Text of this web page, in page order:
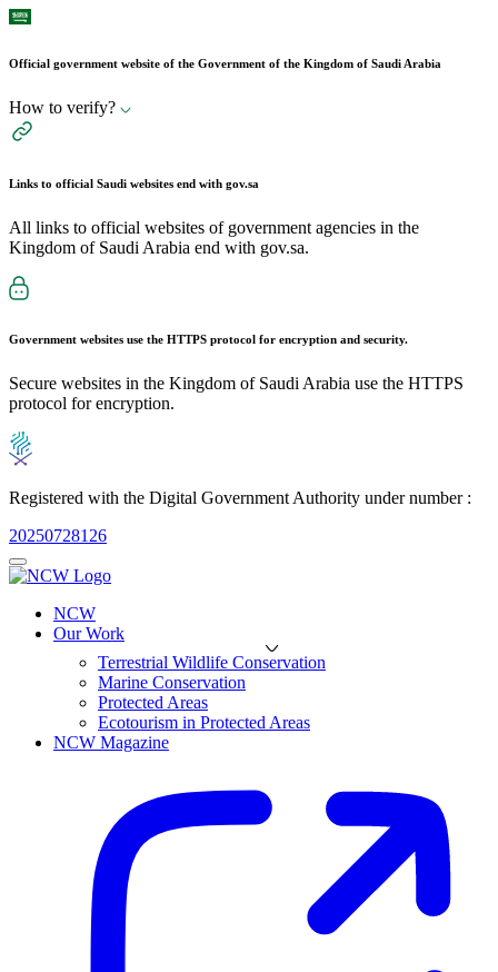
Official government website of the Government of the Kingdom of Saudi Arabia
How to verify?
Links to official Saudi websites end with gov.sa
All links to official websites of government agencies in the
Kingdom of Saudi Arabia end with gov.sa.
Government websites use the HTTPS protocol for encryption and security.
Secure websites in the Kingdom of Saudi Arabia use the HTTPS
protocol for encryption.
Registered with the Digital Government Authority under number :
20250728126
NCW
Our Work
Terrestrial Wildlife Conservation
Marine Conservation
Protected Areas
Ecotourism in Protected Areas
NCW Magazine